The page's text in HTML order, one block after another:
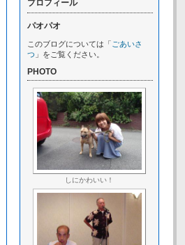
プロフィール
パオパオ
このブログについては「 ごあいさ
つ 」をご覧ください。
PHOTO
しにかわいい！